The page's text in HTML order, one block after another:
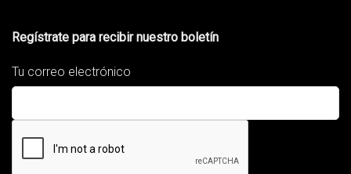
Regístrate para recibir nuestro boletín
Tu correo electrónico